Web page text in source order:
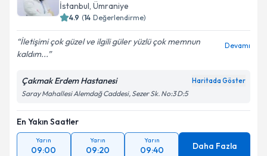
İstanbul, Ümraniye
4.9 (14 Değerlendirme)
İletişimi çok güzel ve ilgili güler yüzlü çok memnun
kaldım...
Devamı
Çakmak Erdem Hastanesi Haritada Göster
Saray Mahallesi Alemdağ Caddesi, Sezer Sk. No:3 D:5
En Yakın Saatler
Yarın
09:00
Yarın
09:20
Yarın
09:40 Daha Fazla